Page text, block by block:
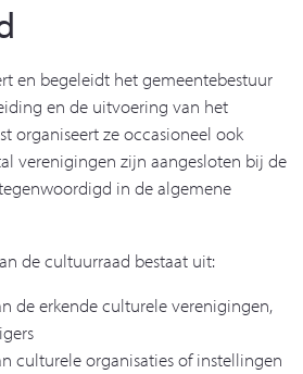
en begeleidt het gemeentebestuur
en de uitvoering van het
organiseert ze occasioneel ook
verenigingen zijn aangesloten bij de
in de algemene
de cultuurraad bestaat uit:
de erkende culturele verenigingen,
culturele organisaties of instellingen